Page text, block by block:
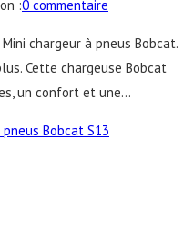
:0 commentaire
chargeur à pneus Bobcat.
Cette chargeuse Bobcat
un confort et une…
Bobcat S13